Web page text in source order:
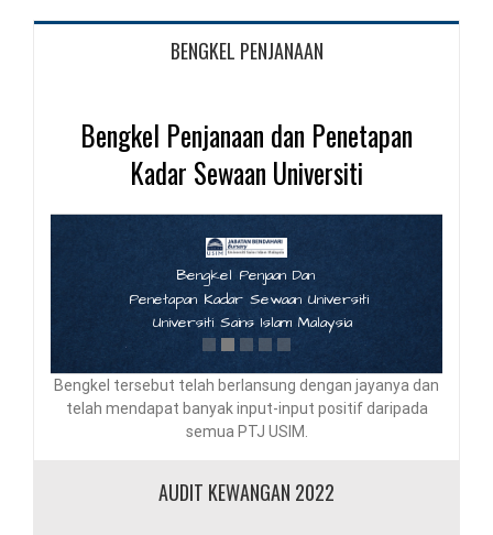
BENGKEL PENJANAAN
Bengkel Penjanaan dan Penetapan
Kadar Sewaan Universiti
Bengkel Penjaan Dan
Penetapan Kadar Sewaan Universiti
Universiti Sains Islam Malaysia
Bengkel tersebut telah berlansung dengan jayanya dan
telah mendapat banyak input-input positif daripada
semua PTJ USIM.
AUDIT KEWANGAN 2022